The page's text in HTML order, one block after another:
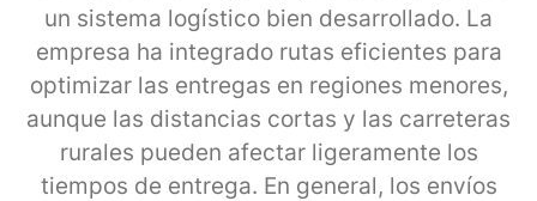
un sistema logístico bien desarrollado. La
empresa ha integrado rutas eficientes para
optimizar las entregas en regiones menores,
aunque las distancias cortas y las carreteras
rurales pueden afectar ligeramente los
tiempos de entrega. En general, los envíos